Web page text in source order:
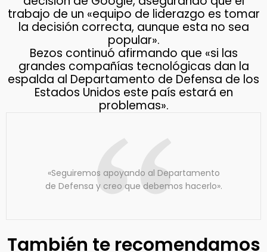
trabajo de un «equipo de liderazgo es tomar
la decisión correcta, aunque esta no sea
popular».
Bezos continuó afirmando que «si las
grandes compañías tecnológicas dan la
espalda al Departamento de Defensa de los
Estados Unidos este país estará en
problemas».
«Seguiremos apoyando al Departamento
de Defensa y creo que debemos hacerlo».
También te recomendamos